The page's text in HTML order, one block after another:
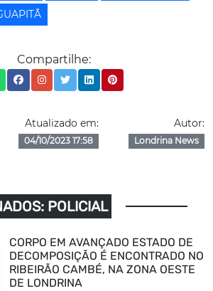
Compartilhe:
Atualizado em:
04/10/2023 17:58
Autor:
Londrina News
POLICIAL
CORPO EM AVANÇADO ESTADO DE
DECOMPOSIÇÃO É ENCONTRADO NO
RIBEIRÃO CAMBÉ, NA ZONA OESTE
DE LONDRINA